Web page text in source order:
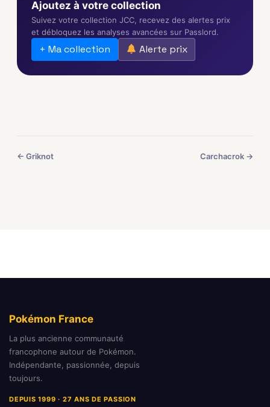
Ajoutez à votre collection
Suivez votre collection JCC, recevez des alertes prix
et débloquez les analyses avancées sur Passlord.
+ Ma collection Alerte prix
← Griknot Carchacrok →
Pokémon France
La plus ancienne communauté
francophone autour de Pokémon.
Indépendante, passionnée, depuis
toujours.
DEPUIS 1999 · 27 ANS DE PASSION